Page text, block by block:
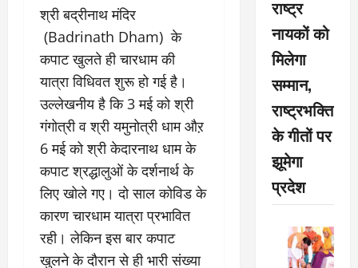
श्री बद्रीनाथ मंदिर
(Badrinath Dham) के
कपाट खुलते ही चारधाम की
यात्रा विधिवत शुरू हो गई है।
उल्लेखनीय है कि 3 मई को श्री
गंगोत्री व श्री यमुनोत्री धाम औऱ
6 मई को श्री केदारनाथ धाम के
कपाट श्रद्धालुओं के दर्शनार्थ के
लिए खोले गए। दो साल कोविड के
कारण चारधाम यात्रा प्रभावित
रही। लेकिन इस बार कपाट
खुलने के दौरान से ही भारी संख्या
राष्ट्र
नायकों को
मिलेगा
सम्मान,
राष्ट्रभक्ति
के गीतों पर
झूमेगा
प्रदेश